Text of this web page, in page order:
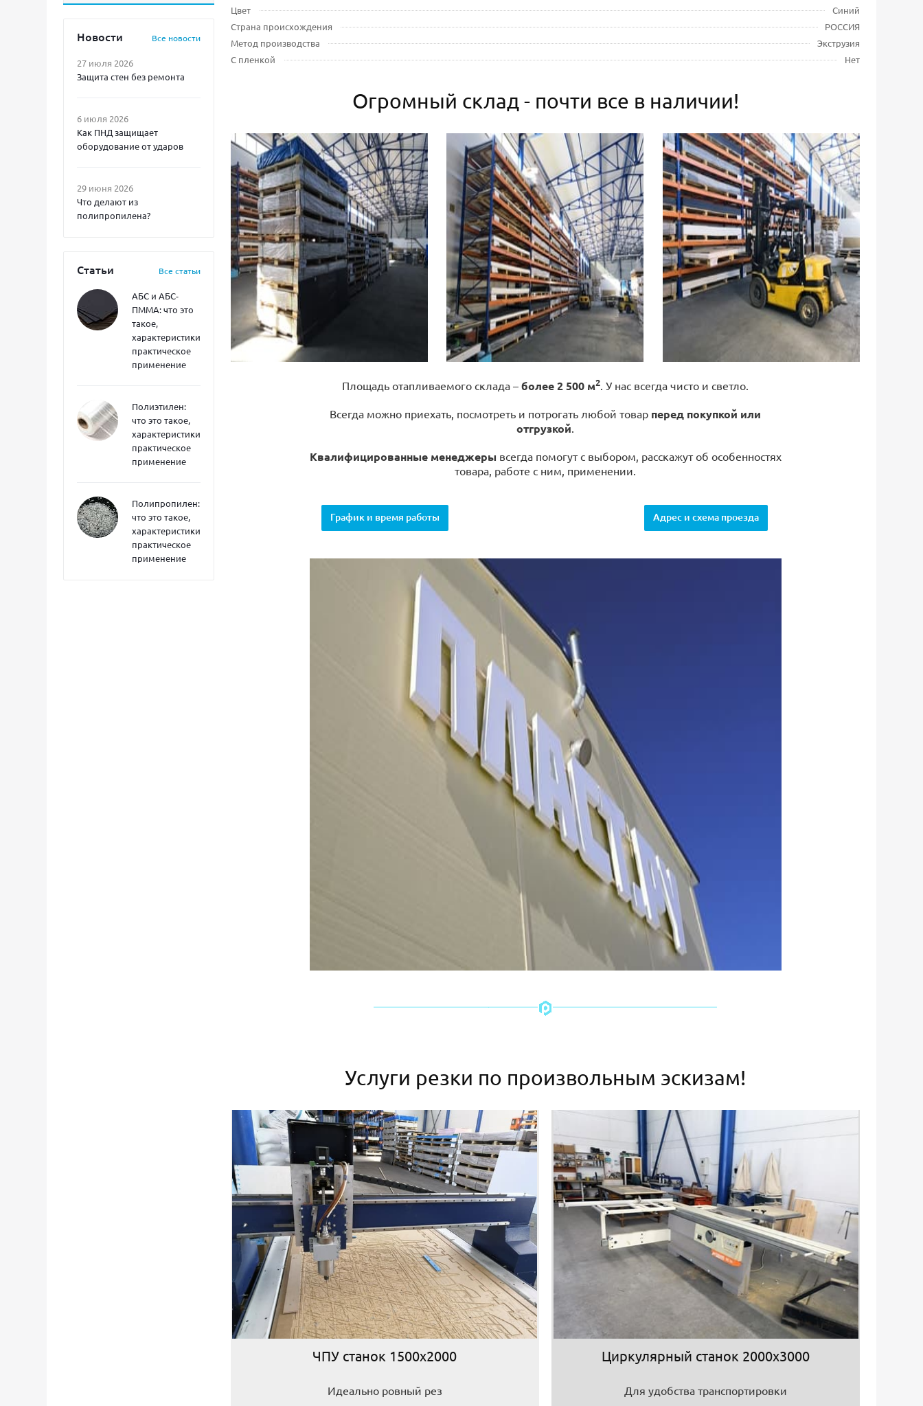
Новости Все новости
27 июля 2026
Защита стен без ремонта
6 июля 2026
Как ПНД защищает
оборудование от ударов
29 июня 2026
Что делают из
полипропилена?
Статьи Все статьи
АБС и АБС-
ПММА: что это
такое,
характеристики,
практическое
применение
Полиэтилен:
что это такое,
характеристики,
практическое
применение
Полипропилен:
что это такое,
характеристики,
практическое
применение
Цвет
Синий
Страна происхождения
РОССИЯ
Метод производства
Экструзия
С пленкой
Нет
Огромный склад - почти все в наличии!
Площадь отапливаемого склада – более 2 500 м2. У нас всегда чисто и светло.
Всегда можно приехать, посмотреть и потрогать любой товар перед покупкой или
отгрузкой.
Квалифицированные менеджеры всегда помогут с выбором, расскажут об особенностях
товара, работе с ним, применении.
График и время работы Адрес и схема проезда
Услуги резки по произвольным эскизам!
ЧПУ станок 1500х2000
Идеально ровный рез
Циркулярный станок 2000х3000
Для удобства транспортировки